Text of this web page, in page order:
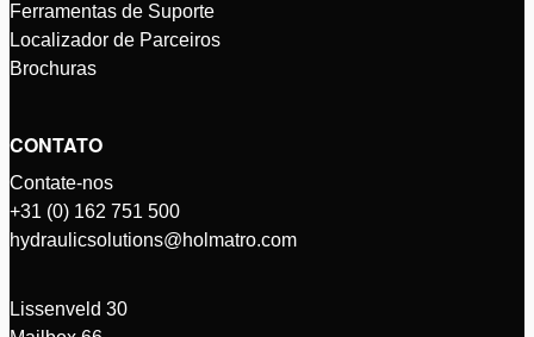
Ferramentas de Suporte
Localizador de Parceiros
Brochuras
CONTATO
Contate-nos
+31 (0) 162 751 500
hydraulicsolutions@holmatro.com
Lissenveld 30